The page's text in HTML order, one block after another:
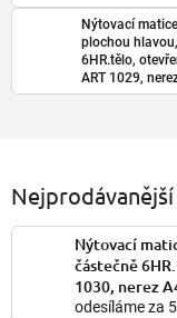
Nýtovací
plochou hlavou,
6HR.tělo,
ART 1029,
Nejprodávanější
Nýtovací
částečně
1030, nerez
odesíláme za